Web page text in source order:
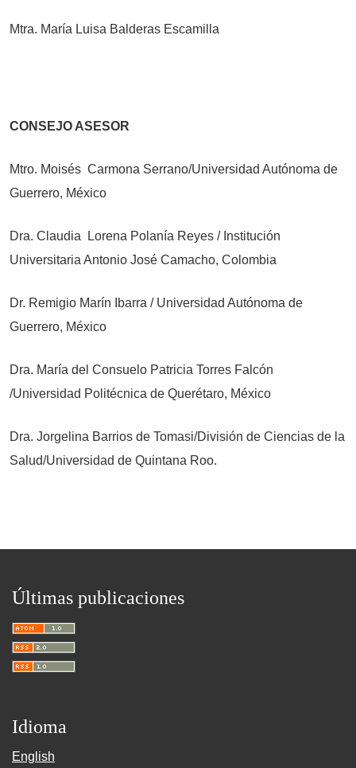
Mtra. María Luisa Balderas Escamilla
CONSEJO ASESOR
Mtro. Moisés Carmona Serrano/Universidad Autónoma de
Guerrero, México
Dra. Claudia Lorena Polanía Reyes / Institución
Universitaria Antonio José Camacho, Colombia
Dr. Remigio Marín Ibarra / Universidad Autónoma de
Guerrero, México
Dra. María del Consuelo Patricia Torres Falcón
/Universidad Politécnica de Querétaro, México
Dra. Jorgelina Barrios de Tomasi/División de Ciencias de la
Salud/Universidad de Quintana Roo.
Últimas publicaciones
Idioma
English